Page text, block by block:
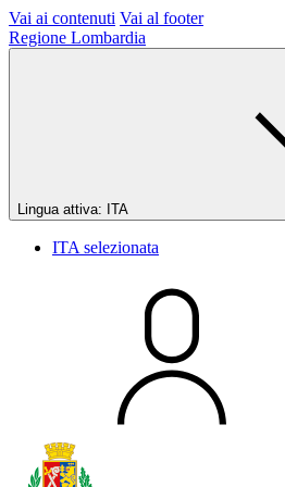
Vai ai contenuti Vai al footer
Regione Lombardia
Lingua attiva: ITA
ITA selezionata